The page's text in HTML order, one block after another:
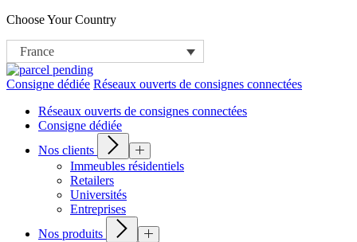
Choose Your Country
France
Consigne dédiée Réseaux ouverts de consignes connectées
Réseaux ouverts de consignes connectées
Consigne dédiée
Nos clients
Immeubles résidentiels
Retailers
Universités
Entreprises
Nos produits